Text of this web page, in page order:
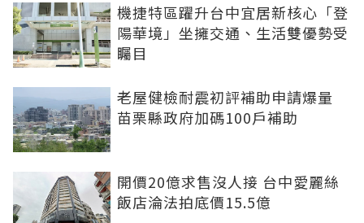
機捷特區躍升台中宜居新核心「登
陽華境」坐擁交通、生活雙優勢受
矚目
老屋健檢耐震初評補助申請爆量
苗栗縣政府加碼100戶補助
開價20億求售沒人接 台中愛麗絲
飯店淪法拍底價15.5億